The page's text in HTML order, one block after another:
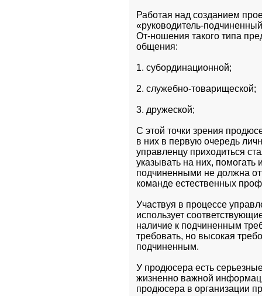
Работая над созданием
«руководитель-
От-ношения такого типа
общения:
1. субординационной;
2. служебно-товарищеской;
3. дружеской;
С этой точки зрения
в них в первую очередь
управленцу приходиться
указывать на них,
подчиненными не должна
команде естественных
Участвуя в процессе
использует
наличие к подчиненным
требовать, но высокая
подчиненным.
У продюсера есть
жизненно важной
продюсера в организации